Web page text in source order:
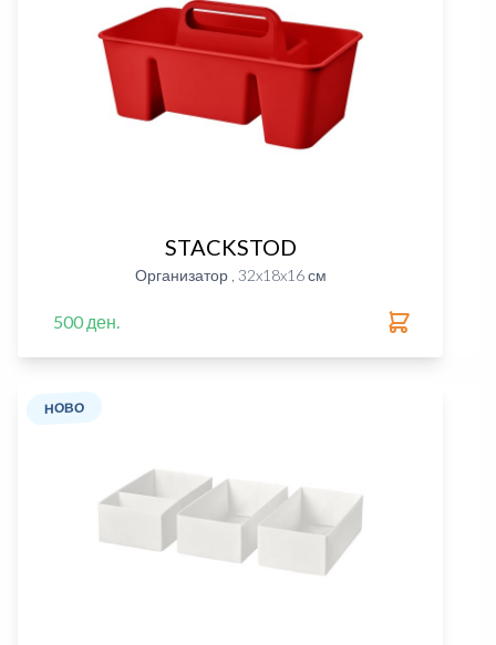
STACKSTOD
Организатор , 32x18x16 см
500 ден.
НОВО